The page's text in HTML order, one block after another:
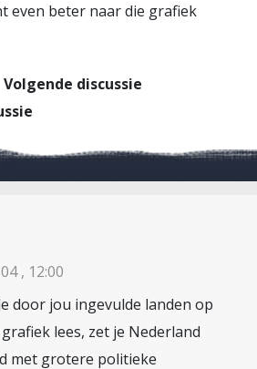
even beter naar die grafiek
Volgende discussie
, 12:00
door jou ingevulde landen op
lees, zet je Nederland
met grotere politieke